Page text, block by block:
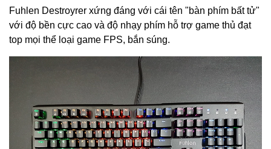
Fuhlen Destroyrer xứng đáng với cái tên "bàn phím bất tử"
với độ bền cực cao và độ nhạy phím hỗ trợ game thủ đạt
top mọi thể loại game FPS, bắn súng.